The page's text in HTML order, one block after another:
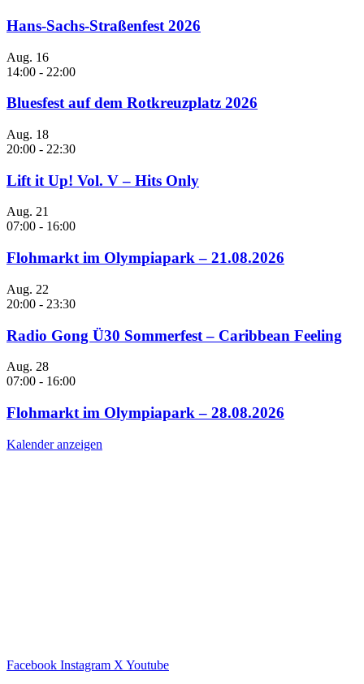
Hans-Sachs-Straßenfest 2026
Aug. 16
14:00 - 22:00
Bluesfest auf dem Rotkreuzplatz 2026
Aug. 18
20:00 - 22:30
Lift it Up! Vol. V – Hits Only
Aug. 21
07:00 - 16:00
Flohmarkt im Olympiapark – 21.08.2026
Aug. 22
20:00 - 23:30
Radio Gong Ü30 Sommerfest – Caribbean Feeling
Aug. 28
07:00 - 16:00
Flohmarkt im Olympiapark – 28.08.2026
Kalender anzeigen
Facebook Instagram X Youtube